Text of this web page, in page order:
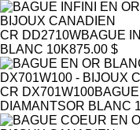
CR DD2710WBAGUE
BLANC 10K875.00 $
CR DX701W100
DIAMANTSOR BLANC